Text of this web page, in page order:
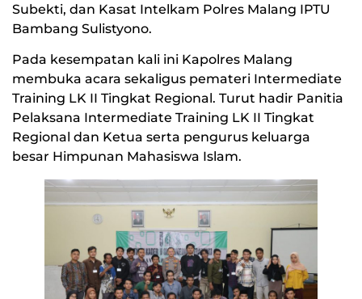
Subekti, dan Kasat Intelkam Polres Malang IPTU
Bambang Sulistyono.
Pada kesempatan kali ini Kapolres Malang
membuka acara sekaligus pemateri Intermediate
Training LK II Tingkat Regional. Turut hadir Panitia
Pelaksana Intermediate Training LK II Tingkat
Regional dan Ketua serta pengurus keluarga
besar Himpunan Mahasiswa Islam.